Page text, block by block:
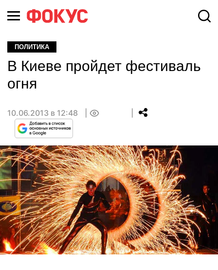
ПОЛИТИКА
В Киеве пройдет фестиваль
огня
10.06.2013 в 12:48